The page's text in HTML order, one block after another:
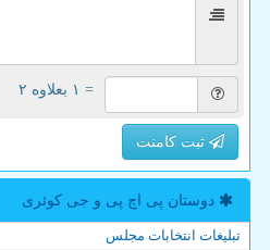
= ۱ بعلاوه ۲
ثبت کامنت
دوستان پی اچ پی و جی كوئری
تبلیغات انتخابات مجلس